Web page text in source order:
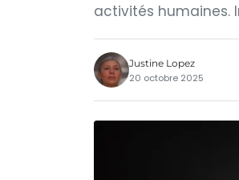
activités humaines.
Justine Lopez
20 octobre 2025